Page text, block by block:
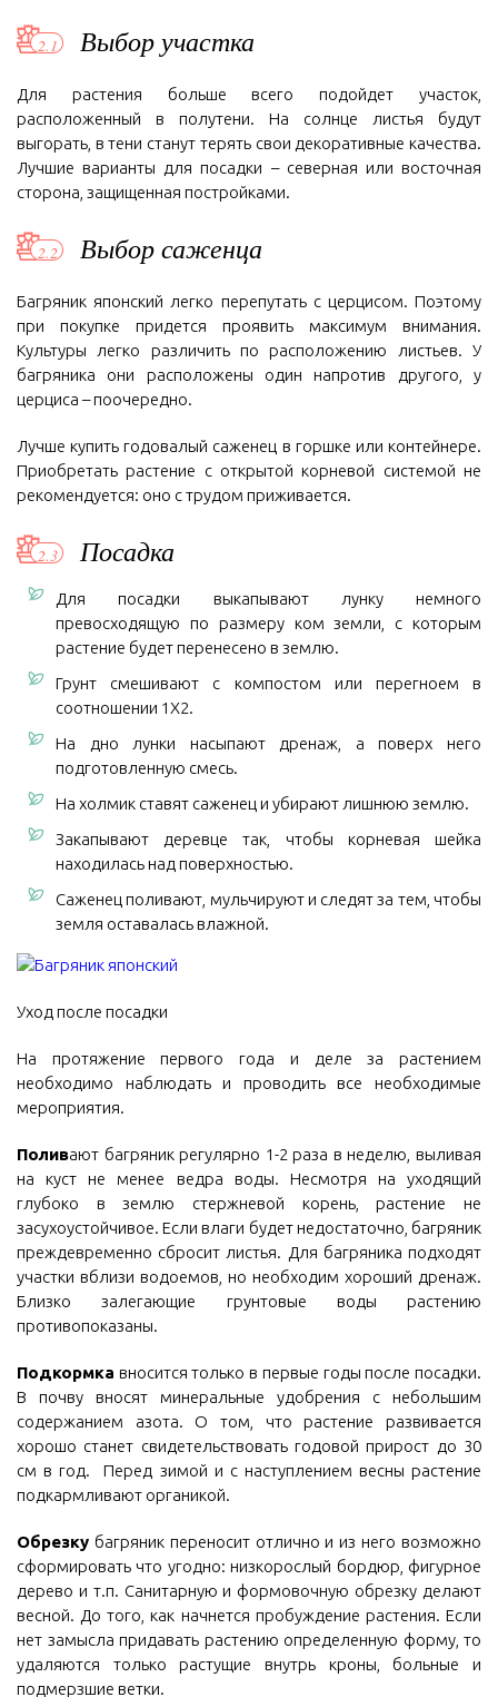
Выбор участка
Для растения больше всего подойдет участок,
расположенный в полутени. На солнце листья будут
выгорать, в тени станут терять свои декоративные качества.
Лучшие варианты для посадки – северная или восточная
сторона, защищенная постройками.
Выбор саженца
Багряник японский легко перепутать с церцисом. Поэтому
при покупке придется проявить максимум внимания.
Культуры легко различить по расположению листьев. У
багряника они расположены один напротив другого, у
церциса – поочередно.
Лучше купить годовалый саженец в горшке или контейнере.
Приобретать растение с открытой корневой системой не
рекомендуется: оно с трудом приживается.
Посадка
Для посадки выкапывают лунку немного
превосходящую по размеру ком земли, с которым
растение будет перенесено в землю.
Грунт смешивают с компостом или перегноем в
соотношении 1Х2.
На дно лунки насыпают дренаж, а поверх него
подготовленную смесь.
На холмик ставят саженец и убирают лишнюю землю.
Закапывают деревце так, чтобы корневая шейка
находилась над поверхностью.
Саженец поливают, мульчируют и следят за тем, чтобы
земля оставалась влажной.
Уход после посадки
На протяжение первого года и деле за растением
необходимо наблюдать и проводить все необходимые
мероприятия.
Поливают багряник регулярно 1-2 раза в неделю, выливая
на куст не менее ведра воды. Несмотря на уходящий
глубоко в землю стержневой корень, растение не
засухоустойчивое. Если влаги будет недостаточно, багряник
преждевременно сбросит листья. Для багряника подходят
участки вблизи водоемов, но необходим хороший дренаж.
Близко залегающие грунтовые воды растению
противопоказаны.
Подкормка вносится только в первые годы после посадки.
В почву вносят минеральные удобрения с небольшим
содержанием азота. О том, что растение развивается
хорошо станет свидетельствовать годовой прирост до 30
см в год. Перед зимой и с наступлением весны растение
подкармливают органикой.
Обрезку багряник переносит отлично и из него возможно
сформировать что угодно: низкорослый бордюр, фигурное
дерево и т.п. Санитарную и формовочную обрезку делают
весной. До того, как начнется пробуждение растения. Если
нет замысла придавать растению определенную форму, то
удаляются только растущие внутрь кроны, больные и
подмерзшие ветки.